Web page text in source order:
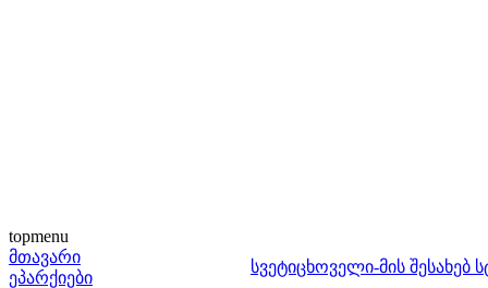
topmenu
მთავარი
ეპარქიები
სვეტიცხოველი-მის შესახებ